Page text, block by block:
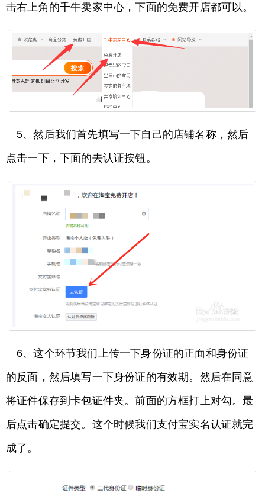
击右上角的千牛卖家中心，下面的免费开店都可以。
5、然后我们首先填写一下自己的店铺名称，然后
点击一下，下面的去认证按钮。
6、这个环节我们上传一下身份证的正面和身份证
的反面，然后填写一下身份证的有效期。然后在同意
将证件保存到卡包证件夹。前面的方框打上对勾。最
后点击确定提交。这个时候我们支付宝实名认证就完
成了。